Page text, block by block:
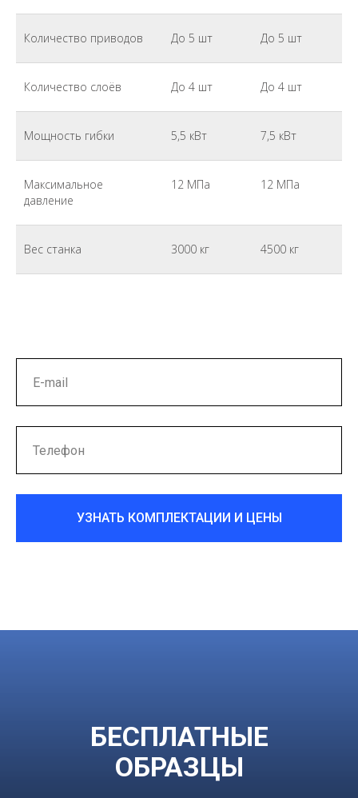
Количество приводов До 5 шт До 5 шт
Количество слоёв До 4 шт До 4 шт
Мощность гибки 5,5 кВт 7,5 кВт
Максимальное
давление
12 МПа 12 МПа
Вес станка 3000 кг 4500 кг
УЗНАТЬ КОМПЛЕКТАЦИИ И ЦЕНЫ
БЕСПЛАТНЫЕ
ОБРАЗЦЫ